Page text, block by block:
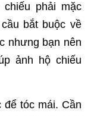
phải mặс
bắt buộc về
nhưng bạn nên
ảnh hộ chiếu
tóc mái. Cần